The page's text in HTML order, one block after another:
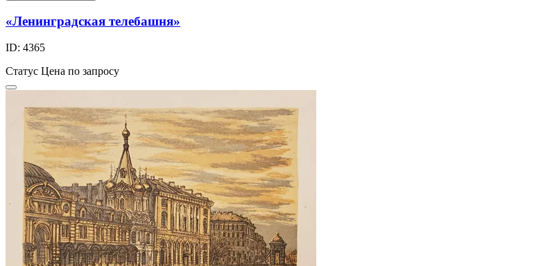
«Ленинградская телебашня»
ID: 4365
Статус Цена по запросу